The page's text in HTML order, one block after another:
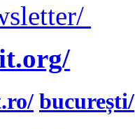
bucurești/